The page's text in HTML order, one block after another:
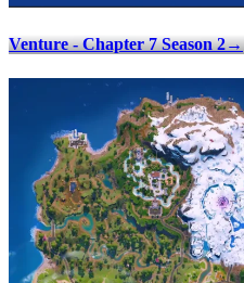
Venture - Chapter 7 Season 2→